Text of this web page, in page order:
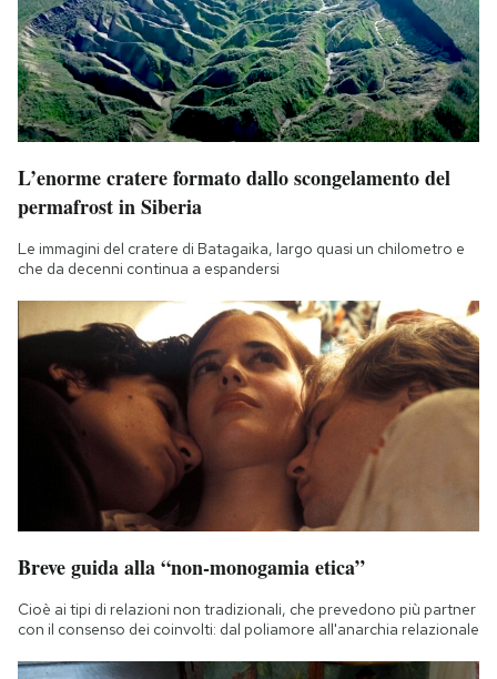
L’enorme cratere formato dallo scongelamento del
permafrost in Siberia
Le immagini del cratere di Batagaika, largo quasi un chilometro e
che da decenni continua a espandersi
Breve guida alla “non-monogamia etica”
Cioè ai tipi di relazioni non tradizionali, che prevedono più partner
con il consenso dei coinvolti: dal poliamore all'anarchia relazionale